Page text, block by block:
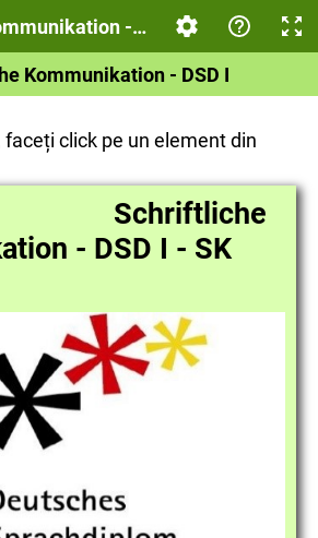
- SK - DSD I
Kommunikation - DSD I
faceți click pe un element din
- DSD I - SK